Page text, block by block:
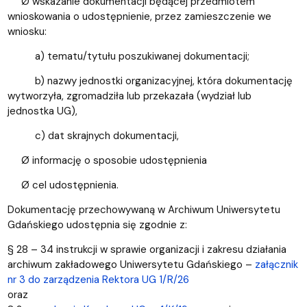
wnioskowania o udostępnienie, przez zamieszczenie we
wniosku:
a) tematu/tytułu poszukiwanej dokumentacji;
b) nazwy jednostki organizacyjnej, która dokumentację
wytworzyła, zgromadziła lub przekazała (wydział lub
jednostka UG),
c) dat skrajnych dokumentacji,
Ø informację o sposobie udostępnienia
Ø cel udostępnienia.
Dokumentację przechowywaną w Archiwum Uniwersytetu
Gdańskiego udostępnia się zgodnie z:
§ 28 – 34 instrukcji w sprawie organizacji i zakresu działania
archiwum zakładowego Uniwersytetu Gdańskiego – załącznik
nr 3 do zarządzenia Rektora UG 1/R/26
oraz